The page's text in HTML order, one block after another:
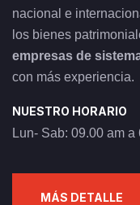
nacional e
los bienes
empresas de
con más experiencia.
NUESTRO HORARIO
Lun- Sab: 09.00 am a
MÁS DETALLE